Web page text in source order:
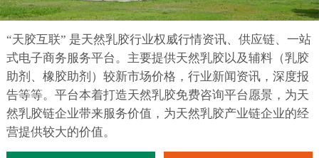
“天胶互联” 是天然乳胶行业权威行情资讯、供应链、一站
式电子商务服务平台。主要提供天然乳胶以及辅料（乳胶
助剂、橡胶助剂）较新市场价格，行业新闻资讯，深度报
告等等。平台本着打造天然乳胶免费咨询平台愿景，为天
然乳胶链企业带来服务价值，为天然乳胶产业链企业的经
营提供较大的价值。